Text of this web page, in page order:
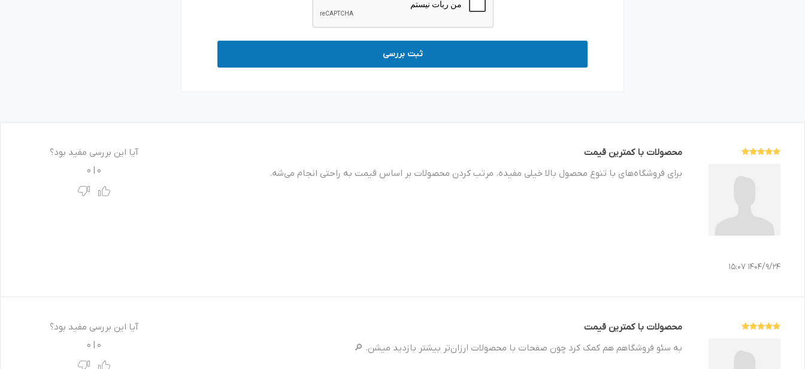
ثبت بررسی
1404/9/24 15:07
محصولات با کمترین قیمت
برای فروشگاه‌های با تنوع محصول بالا خیلی مفیده. مرتب کردن محصولات بر اساس قیمت به راحتی انجام می‌شه.
آیا این بررسی مفید بود؟
0
|
0
محصولات با کمترین قیمت
به سئو فروشگاهم هم کمک کرد چون صفحات با محصولات ارزان‌تر بیشتر بازدید میشن. 🔎
آیا این بررسی مفید بود؟
0
|
0